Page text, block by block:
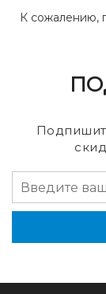
К сожалению,